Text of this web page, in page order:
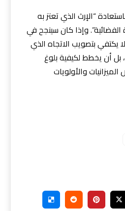
“الإرث الذي تعتز به
وإذا كان سينجح في
يكتفي بتصويب الاتجاه الذي
بل أن يخطط لكيفية بلوغ
والأولويات